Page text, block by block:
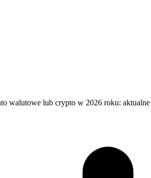
walutowe lub crypto w 2026 roku: aktualne